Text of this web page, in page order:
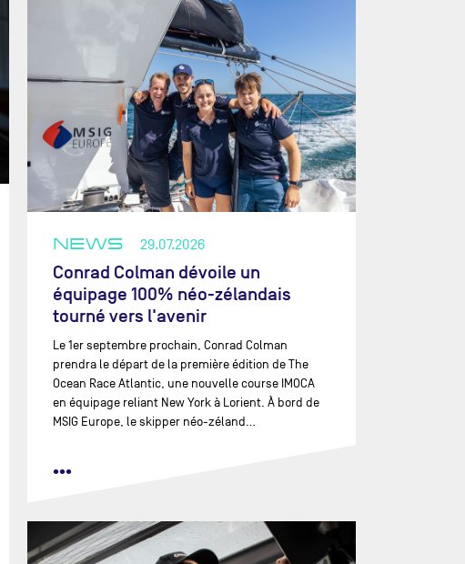
NEWS 29.07.2026
Conrad Colman dévoile un
équipage 100% néo-zélandais
tourné vers l'avenir
Le 1er septembre prochain, Conrad Colman
prendra le départ de la première édition de The
Ocean Race Atlantic, une nouvelle course IMOCA
en équipage reliant New York à Lorient. À bord de
MSIG Europe, le skipper néo-zéland…
•••